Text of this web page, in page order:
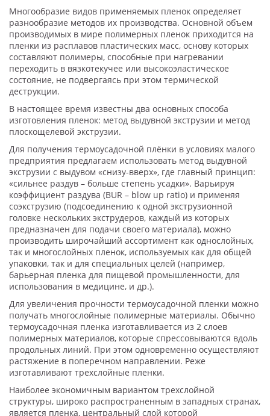
Многообразие видов применяемых пленок определяет
разнообразие методов их производства. Основной объем
производимых в мире полимерных пленок приходится на
пленки из расплавов пластических масс, основу которых
составляют полимеры, способные при нагревании
переходить в вязкотекучее или высокоэластическое
состояние, не подвергаясь при этом термической
деструкции.
В настоящее время известны два основных способа
изготовления пленок: метод выдувной экструзии и метод
плоскощелевой экструзии.
Для получения термоусадочной плёнки в условиях малого
предприятия предлагаем использовать метод выдувной
экструзии с выдувом «снизу-вверх», где главный принцип:
«сильнее раздув – больше степень усадки». Варьируя
коэффициент раздува (BUR – blow up ratio) и применяя
соэкструзию (подсоединению к одной экструзионной
головке нескольких экструдеров, каждый из которых
предназначен для подачи своего материала), можно
производить широчайший ассортимент как однослойных,
так и многослойных пленок, используемых как для общей
упаковки, так и для специальных целей (например,
барьерная пленка для пищевой промышленности, для
использования в медицине, и др.).
Для увеличения прочности термоусадочной пленки можно
получать многослойные полимерные материалы. Обычно
термоусадочная пленка изготавливается из 2 слоев
полимерных материалов, которые спрессовываются вдоль
продольных линий. При этом одновременно осуществляют
растяжение в поперечном направлении. Реже
изготавливают трехслойные пленки.
Наиболее экономичным вариантом трехслойной
структуры, широко распространенным в западных странах,
является пленка, центральный слой которой